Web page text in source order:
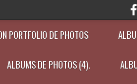
PORTFOLIO DE PHOTOS
ALBUMS DE PHOTOS (4).